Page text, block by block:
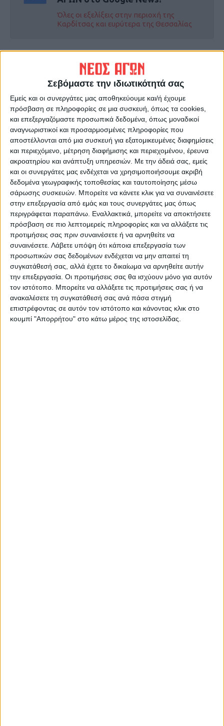
Σεβόμαστε την ιδιωτικότητά σας
Εμείς και οι συνεργάτες μας αποθηκεύουμε και/ή έχουμε
πρόσβαση σε πληροφορίες σε μια συσκευή, όπως τα cookies,
και επεξεργαζόμαστε προσωπικά δεδομένα, όπως μοναδικοί
αναγνωριστικοί και προσαρμοσμένες πληροφορίες που
αποστέλλονται από μια συσκευή για εξατομικευμένες διαφημίσεις
και περιεχόμενο, μέτρηση διαφήμισης και περιεχομένου, έρευνα
ακροατηρίου και ανάπτυξη υπηρεσιών. Με την άδειά σας, εμείς
και οι συνεργάτες μας ενδέχεται να χρησιμοποιήσουμε ακριβή
δεδομένα γεωγραφικής τοποθεσίας και ταυτοποίησης μέσω
σάρωσης συσκευών. Μπορείτε να κάνετε κλικ για να συναινέσετε
στην επεξεργασία από εμάς και τους συνεργάτες μας όπως
περιγράφεται παραπάνω. Εναλλακτικά, μπορείτε να αποκτήσετε
πρόσβαση σε πιο λεπτομερείς πληροφορίες και να αλλάξετε τις
προτιμήσεις σας πριν συναινέσετε ή να αρνηθείτε να
συναινέσετε. Λάβετε υπόψη ότι κάποια επεξεργασία των
προσωπικών σας δεδομένων ενδέχεται να μην απαιτεί τη
συγκατάθεσή σας, αλλά έχετε το δικαίωμα να αρνηθείτε αυτήν
την επεξεργασία. Οι προτιμήσεις σας θα ισχύουν μόνο για αυτόν
τον ιστότοπο. Μπορείτε να αλλάξετε τις προτιμήσεις σας ή να
ανακαλέσετε τη συγκατάθεσή σας ανά πάσα στιγμή
επιστρέφοντας σε αυτόν τον ιστότοπο και κάνοντας κλικ στο
κουμπί "Απορρήτου" στο κάτω μέρος της ιστοσελίδας.
Όλες οι εξελίξεις στην περιοχή της
Καρδίτσας και ευρύτερα της Θεσσαλίας
Επιμελητήριο Καρδίτσας: να
δοθεί παράταση στα
προγράμματα που
υλοποιούνται μέσω του
Ταμείου Ανάκαμψης
Σε πρώτο ενικό 28/5/2026
ΝΕΟΣ ΑΓΩΝ
https://neosagon.gr
Η Αρχαιότερη Καθημερινή Πρωινή Εφημερίδα της Καρδίτσας
ΠΑΡΟΜΟΙΑ ΑΡΘΡΑ